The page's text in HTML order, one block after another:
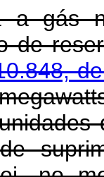
a gás
de